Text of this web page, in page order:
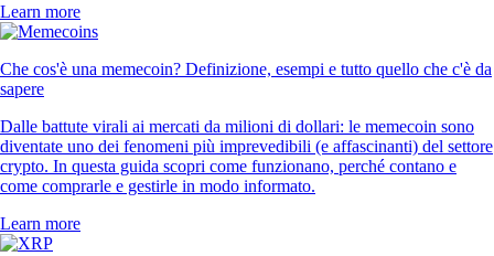
Learn more
Che cos'è una memecoin? Definizione, esempi e tutto quello che c'è da
sapere
Dalle battute virali ai mercati da milioni di dollari: le memecoin sono
diventate uno dei fenomeni più imprevedibili (e affascinanti) del settore
crypto. In questa guida scopri come funzionano, perché contano e
come comprarle e gestirle in modo informato.
Learn more